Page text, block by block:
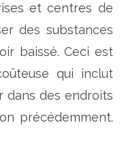
et centres de
des substances
baissé. Ceci est
qui inclut
dans des endroits
précédemment.